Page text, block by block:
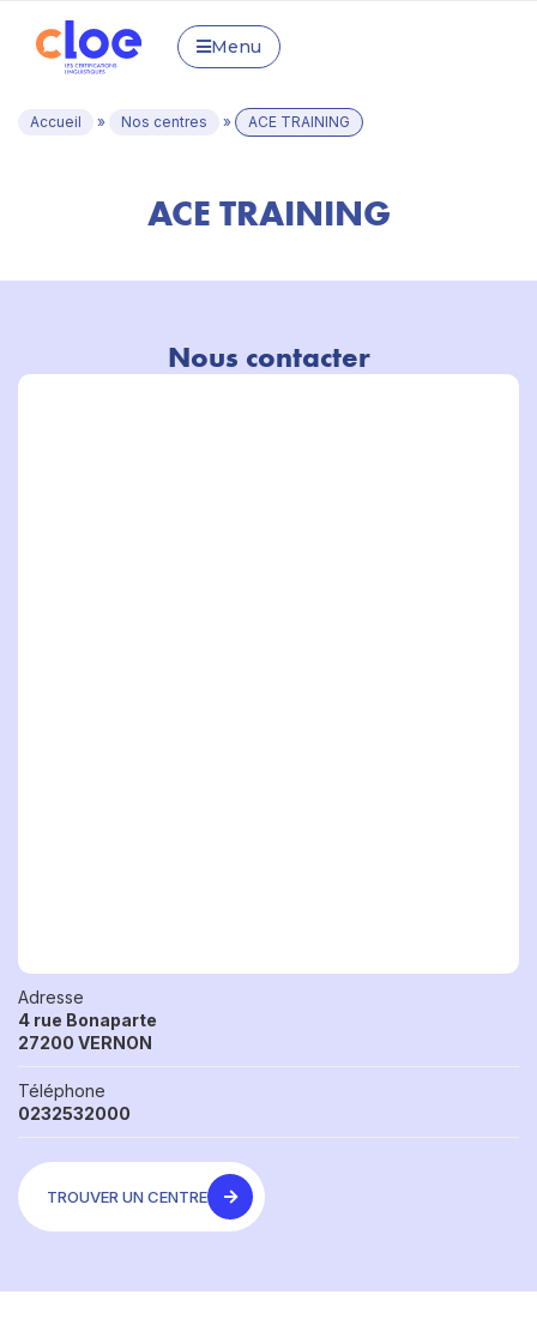
Menu
Accueil » Nos centres » ACE TRAINING
ACE TRAINING
Nous contacter
Adresse
4 rue Bonaparte
27200 VERNON
Téléphone
0232532000
TROUVER UN CENTRE